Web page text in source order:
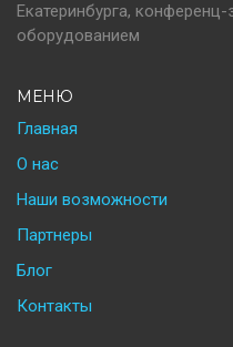
Екатеринбурга,
оборудованием
МЕНЮ
Главная
О нас
Наши возможности
Партнеры
Блог
Контакты